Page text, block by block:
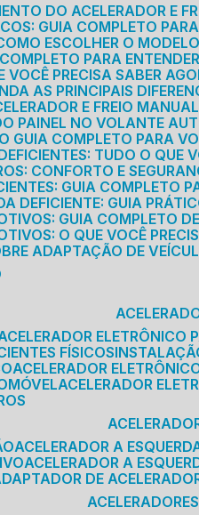
DO ACELERADOR E
GUIA COMPLETO
ESCOLHER O
PARA
VOCÊ PRECISA SABER
AS PRINCIPAIS
E FREIO
PAINEL NO VOLANTE
GUIA COMPLETO PARA
TUDO O QUE
CONFORTO E
GUIA COMPLETO
DEFICIENTE: GUIA
GUIA COMPLETO
O QUE VOCÊ
ADAPTAÇÃO DE
ACELERADOR ELETRÔNICO
FÍSICOS
ACELERADOR
ACELERADOR
ACELERADOR A
ACELERADOR A
ADAPTADOR DE